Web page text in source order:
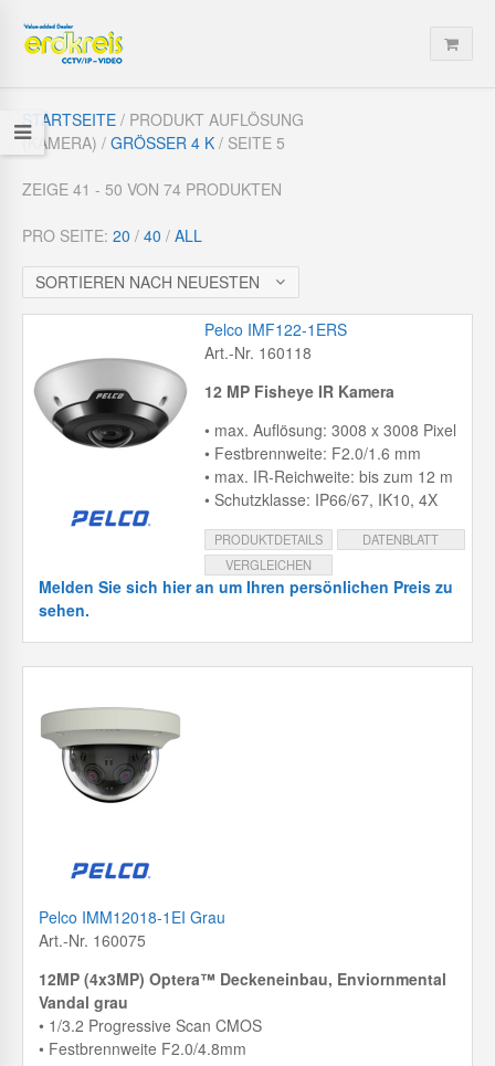
STARTSEITE / PRODUKT AUFLÖSUNG
(KAMERA) / GRÖSSER 4 K / SEITE 5
ZEIGE 41 - 50 VON 74 PRODUKTEN
PRO SEITE: 20 / 40 / ALL
SORTIEREN NACH NEUESTEN
Pelco IMF122-1ERS
Art.-Nr. 160118
12 MP Fisheye IR Kamera
• max. Auflösung: 3008 x 3008 Pixel
• Festbrennweite: F2.0/1.6 mm
• max. IR-Reichweite: bis zum 12 m
• Schutzklasse: IP66/67, IK10, 4X
PRODUKTDETAILS
DATENBLATT
VERGLEICHEN
Melden Sie sich hier an um Ihren persönlichen Preis zu
sehen.
Pelco IMM12018-1EI Grau
Art.-Nr. 160075
12MP (4x3MP) Optera™ Deckeneinbau, Enviornmental
Vandal grau
• 1/3.2 Progressive Scan CMOS
• Festbrennweite F2.0/4.8mm